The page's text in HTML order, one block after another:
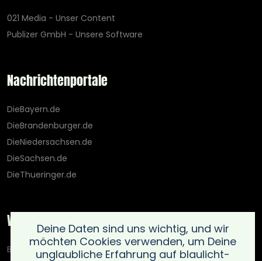
021 Media - Unser Content
Publizer GmbH - Unsere Software
Nachrichtenportale
DieBayern.de
DieBrandenburger.de
DieNiedersachsen.de
DieSachsen.de
DieThueringer.de
Weitere Portale
Blaulicht-Ticker.de
Deine Daten sind uns wichtig, und wir
möchten Cookies verwenden, um Deine
unglaubliche Erfahrung auf blaulicht-